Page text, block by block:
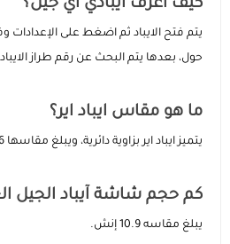
كيف اعرف ايبادي اي جيل؟
يتم فتح الايباد ثم اضغط على الإعدادات
حول، بعدها يتم البحث عن رقم طراز
ما هو مقاس ايباد اير؟
يتميز ايباد اير بزاوية دائرية، ويبلغ مقاسها 10.86 إنش.
كم حجم شاشة آيباد الجيل
يبلغ مقاسه 10.9 إنش.